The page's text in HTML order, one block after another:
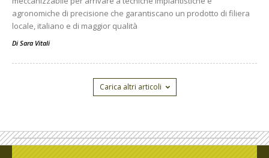
agronomiche di precisione che garantiscano un prodotto di filiera
locale, italiano e di maggior qualità
Di Sara Vitali
Carica altri articoli